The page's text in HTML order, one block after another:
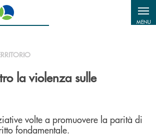
MENU
la violenza sulle
volte a promuovere la parità di
fondamentale.